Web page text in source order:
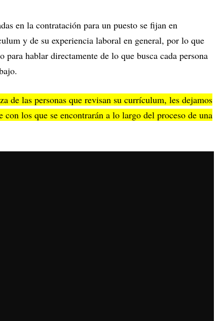
en la contratación para un puesto se fijan en
y de su experiencia laboral en general, por lo que
para hablar directamente de lo que busca cada persona
de las personas que revisan su currículum, les dejamos
con los que se encontrarán a lo largo del proceso de una